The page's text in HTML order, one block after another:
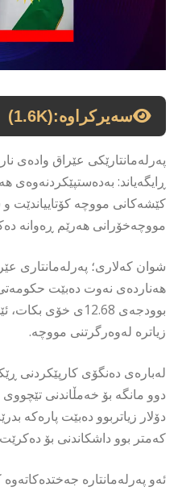
سەیرکراوە:(1.6K)
پەرلەمانتارێکی عێراق وادەی
ڕایگەیاند:
مووچەخۆرانی هەرێم ڕەوانە
شوان کەلاری؛ پەرلەمانتاری
هەناردەی نەوت دەبێت
بوودجەی 12.68ی
زیاترە لەوەرگرتنی مووچە.
لەبارەی دەنگۆی کارپێکردنی
دۆلار زیاتربوو دەبێت پارەکە
کەمتر بوو داشکاندنی بۆ
ئەو پەرلەمانتارە